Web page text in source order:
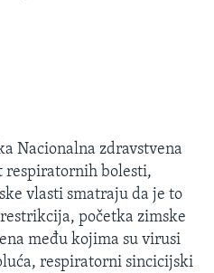
Nacionalna zdravstvena
respiratornih bolesti,
vlasti smatraju da je to
početka zimske
među kojima su virusi
respiratorni sincicijski